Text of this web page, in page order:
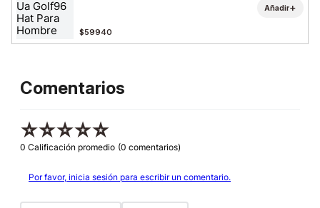
$59940
Añadir+
Comentarios
☆☆☆☆☆
0 Calificación promedio (0 comentarios)
Por favor, inicia sesión para escribir un comentario.